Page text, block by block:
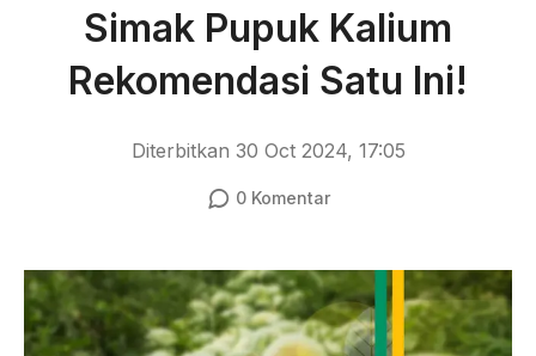
Simak Pupuk Kalium
Rekomendasi Satu Ini!
Diterbitkan 30 Oct 2024, 17:05
0Komentar